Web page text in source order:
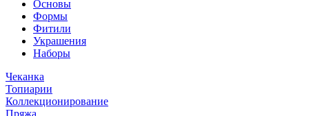
Основы
Формы
Фитили
Украшения
Наборы
Чеканка
Топиарии
Коллекционирование
Пряжа